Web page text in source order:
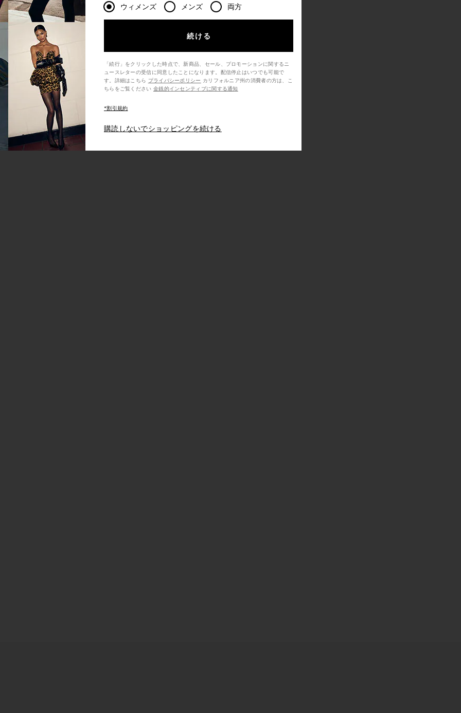
ウィメンズ メンズ 両方
続ける
「続行」をクリックした時点で、新商品、セール、プロモーションに関するニ
ュースレターの受信に同意したことになります。配信停止はいつでも可能で
す。詳細はこちら プライバシーポリシー
ちらをご覧ください 金銭的インセンティブに関する通知
*割引規約
購読しないでショッピングを続ける